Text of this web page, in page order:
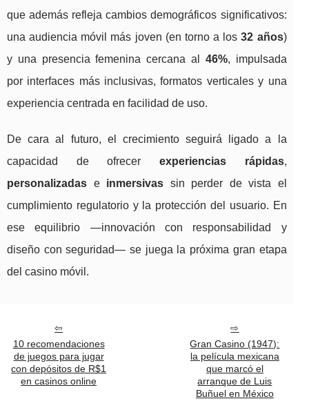
que además refleja cambios demográficos significativos:
una audiencia móvil más joven (en torno a los32 años)
y una presencia femenina cercana al 46%, impulsada
por interfaces más inclusivas, formatos verticales y una
experiencia centrada en facilidad de uso.
De cara al futuro, el crecimiento seguirá ligado a la
capacidad de ofrecer experiencias rápidas,
personalizadas e inmersivas sin perder de vista el
cumplimiento regulatorio y la protección del usuario. En
ese equilibrio —innovación con responsabilidad y
diseño con seguridad— se juega la próxima gran etapa
del casino móvil.
10 recomendaciones
de juegos para jugar
con depósitos de R$1
en casinos online
Gran Casino (1947):
la película mexicana
que marcó el
arranque de Luis
Buñuel en México